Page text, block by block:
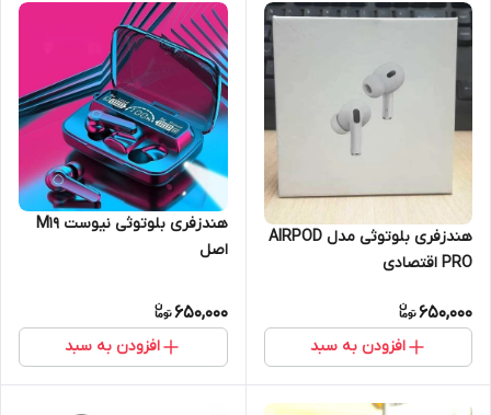
هندزفری بلوتوثی مدل AIRPOD
PRO اقتصادی
650,000
افزودن به سبد
هندزفری بلوتوثی نیوست M19
اصل
650,000
افزودن به سبد